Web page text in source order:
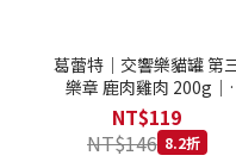
葛蕾特｜交響樂貓罐 第
樂章 鹿肉雞肉 200g｜
GranataPet 200克 主食罐
無穀罐 無膠罐 主食貓罐 德
罐
NT$119
NT$146 8.2折